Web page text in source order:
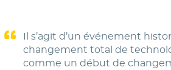
Il s’agit d’un événement
changement total de
comme un début de